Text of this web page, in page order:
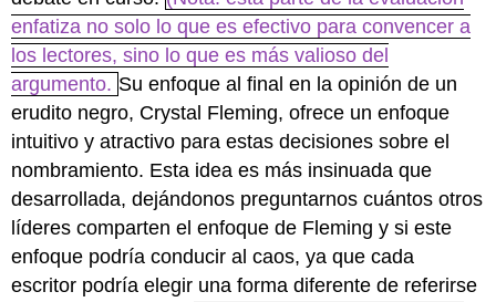
enfatiza no solo lo que es efectivo para convencer a
los lectores, sino lo que es más valioso del
argumento. Su enfoque al final en la opinión de un
erudito negro, Crystal Fleming, ofrece un enfoque
intuitivo y atractivo para estas decisiones sobre el
nombramiento. Esta idea es más insinuada que
desarrollada, dejándonos preguntarnos cuántos otros
líderes comparten el enfoque de Fleming y si este
enfoque podría conducir al caos, ya que cada
escritor podría elegir una forma diferente de referirse